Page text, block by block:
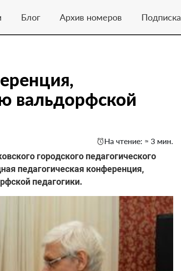
Блог Архив номеров Подписка
вальдорфской
На чтение: ≈ 3 мин.
городского педагогического
педагогическая конференция,
педагогики.